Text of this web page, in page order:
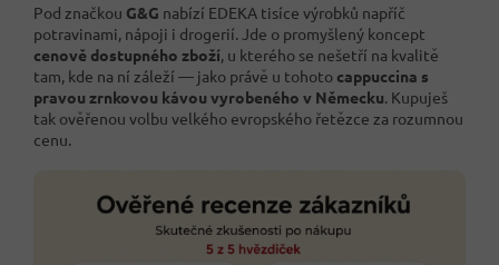
Pod značkou G&G nabízí EDEKA tisíce výrobků napříč
potravinami, nápoji i drogerií. Jde o promyšlený koncept
cenově dostupného zboží, u kterého se nešetří na kvalitě
tam, kde na ní záleží — jako právě u tohoto cappuccina s
pravou zrnkovou kávou vyrobeného v Německu. Kupuješ
tak ověřenou volbu velkého evropského řetězce za rozumnou
cenu.